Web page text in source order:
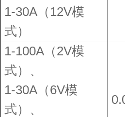
1-30A （ 12V模
式）
1-100A （2V模
式）、
1-30A （6V模
式）、